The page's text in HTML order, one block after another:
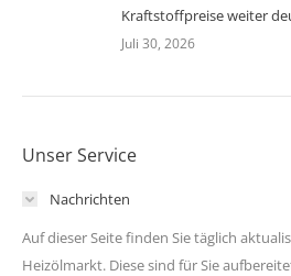
Kraftstoffpreise weiter
Juli 30, 2026
Unser Service
Nachrichten
Auf dieser Seite finden Sie täglich
Heizölmarkt. Diese sind für Sie